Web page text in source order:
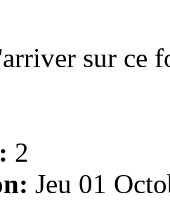
sur ce
2
Jeu 01